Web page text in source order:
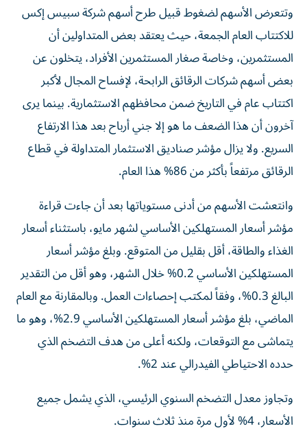
وتتعرض الأسهم لضغوط قبيل طرح أسهم شركة سبيس إكس
للاكتتاب العام الجمعة، حيث يعتقد بعض المتداولين أن
المستثمرين، وخاصة صغار المستثمرين الأفراد، يتخلون عن
بعض أسهم شركات الرقائق الرابحة، لإفساح المجال لأكبر
اكتتاب عام في التاريخ ضمن محافظهم الاستثمارية. بينما يرى
آخرون أن هذا الضعف ما هو إلا جني أرباح بعد هذا الارتفاع
السريع. ولا يزال مؤشر صناديق الاستثمار المتداولة في قطاع
الرقائق مرتفعاً بأكثر من 86% هذا العام.
وانتعشت الأسهم من أدنى مستوياتها بعد أن جاءت قراءة
مؤشر أسعار المستهلكين الأساسي لشهر مايو، باستثناء أسعار
الغذاء والطاقة، أقل بقليل من المتوقع. وبلغ مؤشر أسعار
المستهلكين الأساسي 0.2% خلال الشهر، وهو أقل من التقدير
البالغ 0.3%، وفقاً لمكتب إحصاءات العمل. وبالمقارنة مع العام
الماضي، بلغ مؤشر أسعار المستهلكين الأساسي 2.9%، وهو ما
يتماشى مع التوقعات، ولكنه أعلى من هدف التضخم الذي
حدده الاحتياطي الفيدرالي عند 2%.
وتجاوز معدل التضخم السنوي الرئيسي، الذي يشمل جميع
الأسعار، 4% لأول مرة منذ ثلاث سنوات.